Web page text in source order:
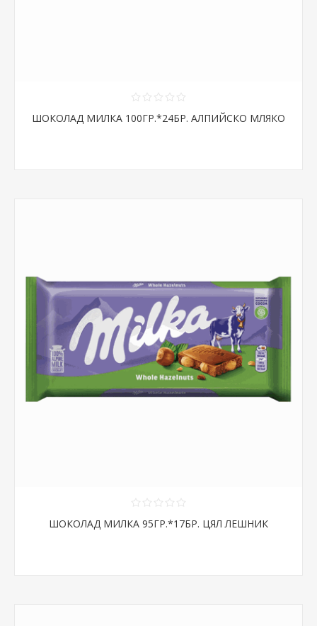
ШОКОЛАД МИЛКА 100ГР.*24БР. АЛПИЙСКО МЛЯКО
ШОКОЛАД МИЛКА 95ГР.*17БР. ЦЯЛ ЛЕШНИК